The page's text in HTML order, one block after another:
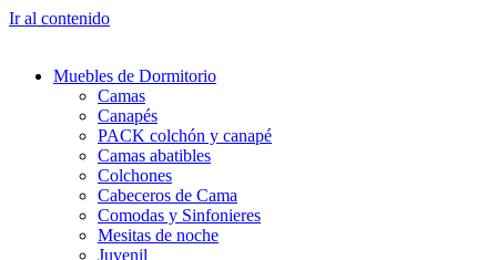
Ir al contenido
Muebles de Dormitorio
Camas
Canapés
PACK colchón y canapé
Camas abatibles
Colchones
Cabeceros de Cama
Comodas y Sinfonieres
Mesitas de noche
Juvenil